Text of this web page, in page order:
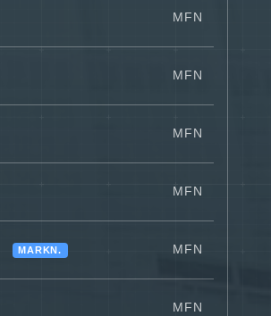
MFN
MFN
MFN
MFN
MARKN. MFN
MFN